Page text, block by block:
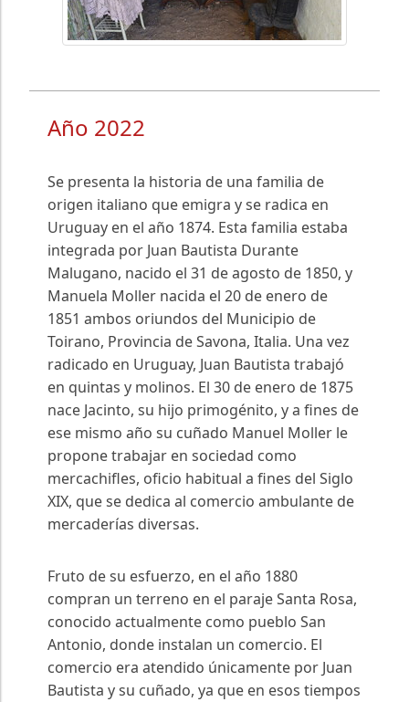
Año 2022
Se presenta la historia de una familia de
origen italiano que emigra y se radica en
Uruguay en el año 1874. Esta familia estaba
integrada por Juan Bautista Durante
Malugano, nacido el 31 de agosto de 1850, y
Manuela Moller nacida el 20 de enero de
1851 ambos oriundos del Municipio de
Toirano, Provincia de Savona, Italia. Una vez
radicado en Uruguay, Juan Bautista trabajó
en quintas y molinos. El 30 de enero de 1875
nace Jacinto, su hijo primogénito, y a fines de
ese mismo año su cuñado Manuel Moller le
propone trabajar en sociedad como
mercachifles, oficio habitual a fines del Siglo
XIX, que se dedica al comercio ambulante de
mercaderías diversas.
Fruto de su esfuerzo, en el año 1880
compran un terreno en el paraje Santa Rosa,
conocido actualmente como pueblo San
Antonio, donde instalan un comercio. El
comercio era atendido únicamente por Juan
Bautista y su cuñado, ya que en esos tiempos